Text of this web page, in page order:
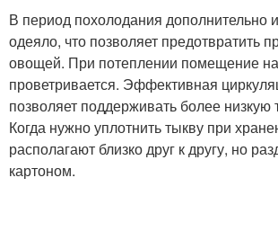
В период похолодания дополнительно
одеяло, что позволяет предотвратить
овощей. При потеплении помещение
проветривается. Эффективная
позволяет поддерживать более низкую
Когда нужно уплотнить тыкву при
располагают близко друг к другу, но
картоном.